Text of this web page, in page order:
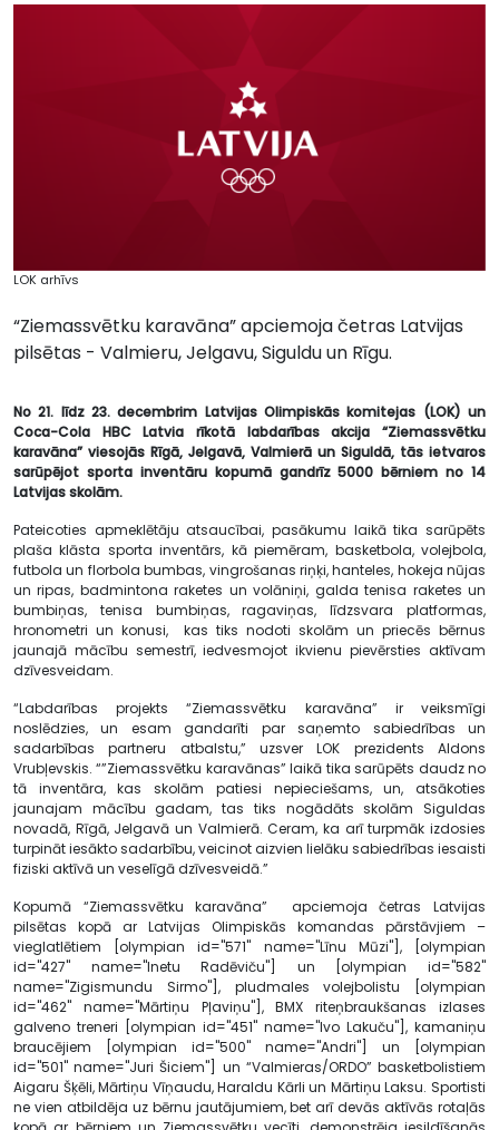
LOK arhīvs
“Ziemassvētku karavāna” apciemoja četras Latvijas
pilsētas - Valmieru, Jelgavu, Siguldu un Rīgu.
No 21. līdz 23. decembrim Latvijas Olimpiskās komitejas (LOK) un
Coca-Cola HBC Latvia rīkotā labdarības akcija “Ziemassvētku
karavāna” viesojās Rīgā, Jelgavā, Valmierā un Siguldā, tās ietvaros
sarūpējot sporta inventāru kopumā gandrīz 5000 bērniem no 14
Latvijas skolām.
Pateicoties apmeklētāju atsaucībai, pasākumu laikā tika sarūpēts
plaša klāsta sporta inventārs, kā piemēram, basketbola, volejbola,
futbola un florbola bumbas, vingrošanas riņķi, hanteles, hokeja nūjas
un ripas, badmintona raketes un volāniņi, galda tenisa raketes un
bumbiņas, tenisa bumbiņas, ragaviņas, līdzsvara platformas,
hronometri un konusi, kas tiks nodoti skolām un priecēs bērnus
jaunajā mācību semestrī, iedvesmojot ikvienu pievērsties aktīvam
dzīvesveidam.
“Labdarības projekts “Ziemassvētku karavāna” ir veiksmīgi
noslēdzies, un esam gandarīti par saņemto sabiedrības un
sadarbības partneru atbalstu,” uzsver LOK prezidents Aldons
Vrubļevskis. “”Ziemassvētku karavānas” laikā tika sarūpēts daudz no
tā inventāra, kas skolām patiesi nepieciešams, un, atsākoties
jaunajam mācību gadam, tas tiks nogādāts skolām Siguldas
novadā, Rīgā, Jelgavā un Valmierā. Ceram, ka arī turpmāk izdosies
turpināt iesākto sadarbību, veicinot aizvien lielāku sabiedrības iesaisti
fiziski aktīvā un veselīgā dzīvesveidā.”
Kopumā “Ziemassvētku karavāna” apciemoja četras Latvijas
pilsētas kopā ar Latvijas Olimpiskās komandas pārstāvjiem –
vieglatlētiem [olympian id="571" name="Līnu Mūzi"], [olympian
id="427" name="Inetu Radēviču"] un [olympian id="582"
name="Zigismundu Sirmo"], pludmales volejbolistu [olympian
id="462" name="Mārtiņu Pļaviņu"], BMX riteņbraukšanas izlases
galveno treneri [olympian id="451" name="Ivo Lakuču"], kamaniņu
braucējiem [olympian id="500" name="Andri"] un [olympian
id="501" name="Juri Šiciem"] un “Valmieras/ORDO” basketbolistiem
Aigaru Šķēli, Mārtiņu Vīņaudu, Haraldu Kārli un Mārtiņu Laksu. Sportisti
ne vien atbildēja uz bērnu jautājumiem, bet arī devās aktīvās rotaļās